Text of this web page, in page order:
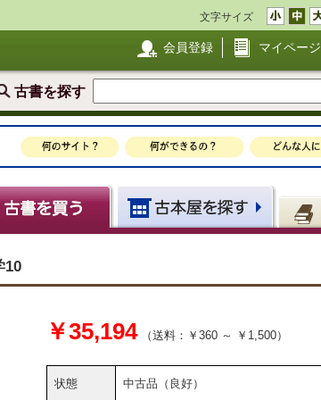
文字サイズ
会員登録 マイページ
古書を探す
10
￥35,194（送料：￥360 ～ ￥1,500）
状態 中古品（良好）